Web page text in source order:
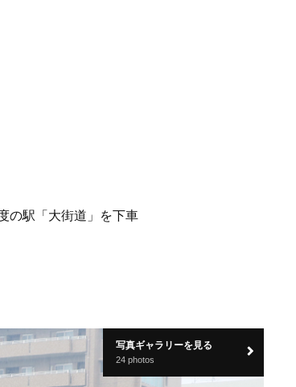
の駅「大街道」を下車
写真ギャラリーを見る
24 photos